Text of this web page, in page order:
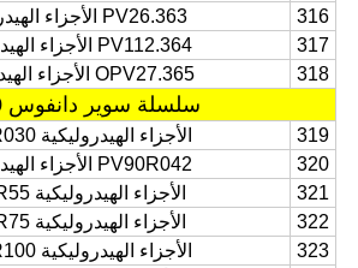
316
363.PV26 الأجزاء الهيدروليكية
317
364.PV112 الأجزاء الهيدروليكية
318
365.OPV27 الأجزاء الهيدروليكية
سلسلة سوير دانفوس 90
319
الأجزاء الهيدروليكية PV90R030
320
PV90R042 الأجزاء الهيدروليكية
321
الأجزاء الهيدروليكية PV90R55
322
الأجزاء الهيدروليكية PV90R75
323
الأجزاء الهيدروليكية PV90R100